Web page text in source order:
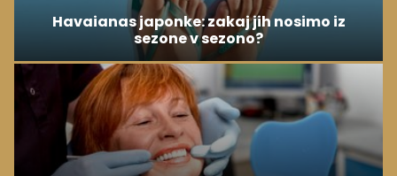
Havaianas japonke: zakaj jih nosimo iz
sezone v sezono?